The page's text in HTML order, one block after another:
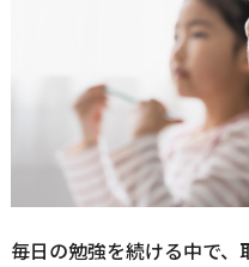
毎日の勉強を続ける中で